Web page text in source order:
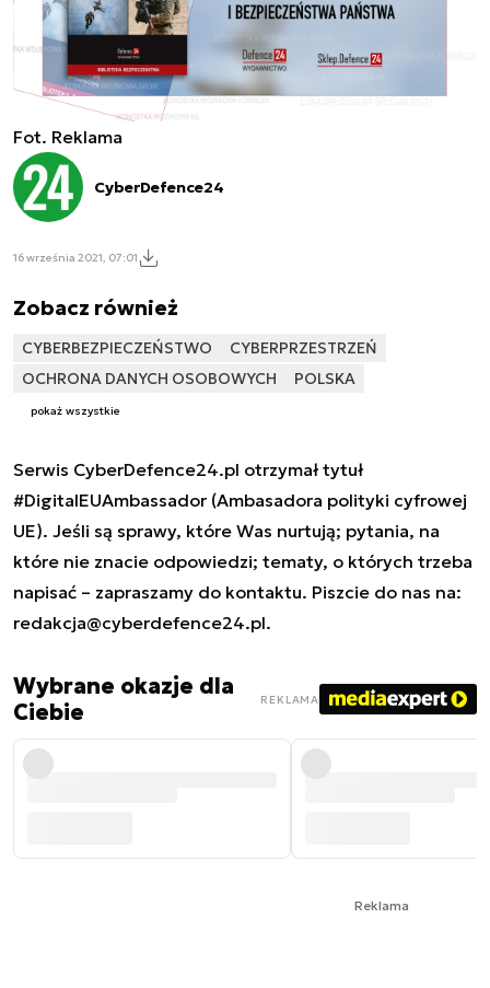
Fot. Reklama
CyberDefence24
16 września 2021, 07:01
Zobacz również
CYBERBEZPIECZEŃSTWO
CYBERPRZESTRZEŃ
OCHRONA DANYCH OSOBOWYCH
POLSKA
pokaż wszystkie
Serwis CyberDefence24.pl otrzymał tytuł
#DigitalEUAmbassador (Ambasadora polityki cyfrowej
UE). Jeśli są sprawy, które Was nurtują; pytania, na
które nie znacie odpowiedzi; tematy, o których trzeba
napisać – zapraszamy do kontaktu. Piszcie do nas na:
redakcja@cyberdefence24.pl.
Wybrane okazje dla
Ciebie
REKLAMA
Reklama